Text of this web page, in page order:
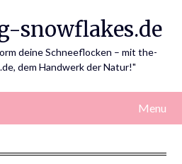
snowflakes.de
deine Schneeflocken – mit the-
dem Handwerk der Natur!"
Menu